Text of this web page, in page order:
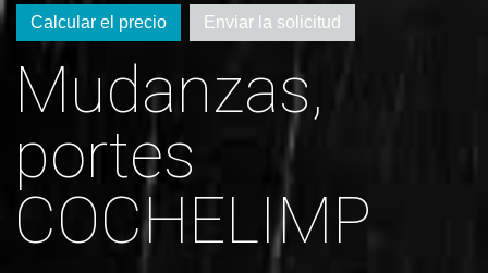
Calcular el precio Enviar la solicitud
Mudanzas,
portes
COCHELIMP